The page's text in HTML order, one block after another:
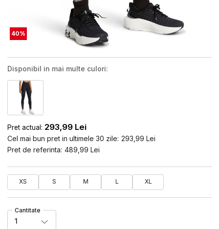
40%
Disponibil in mai multe culori:
Pret actual: 293,99 Lei
Cel mai bun pret in ultimele 30 zile: 293,99 Lei
Pret de referinta: 489,99 Lei
XS S M L XL
Cantitate
1